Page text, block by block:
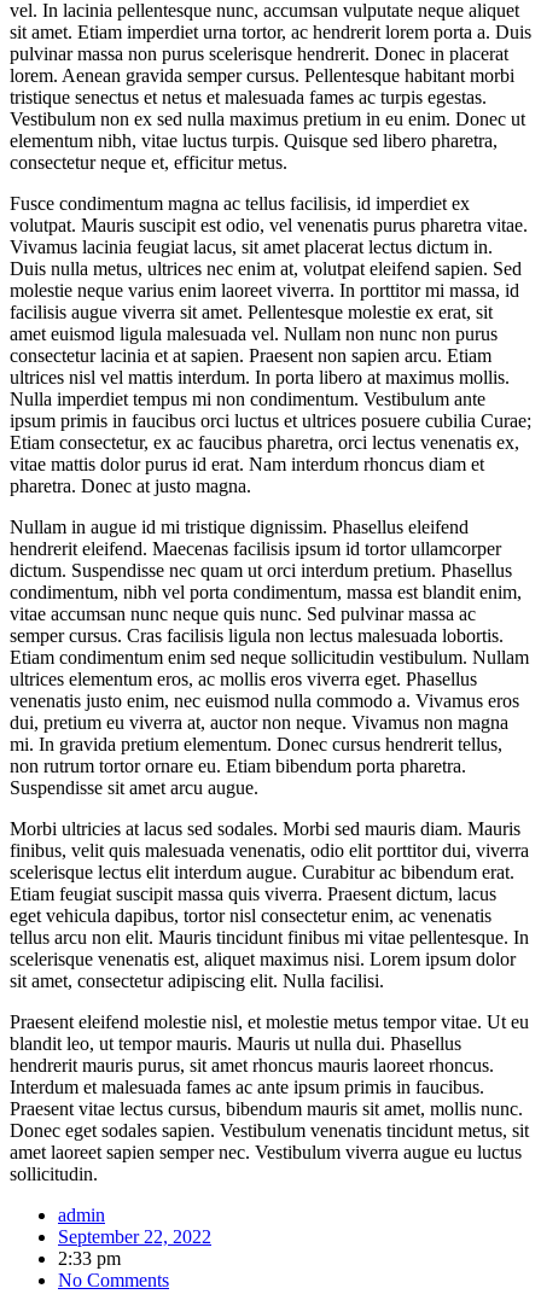
vel. In lacinia pellentesque nunc, accumsan vulputate neque aliquet
sit amet. Etiam imperdiet urna tortor, ac hendrerit lorem porta a. Duis
pulvinar massa non purus scelerisque hendrerit. Donec in placerat
lorem. Aenean gravida semper cursus. Pellentesque habitant morbi
tristique senectus et netus et malesuada fames ac turpis egestas.
Vestibulum non ex sed nulla maximus pretium in eu enim. Donec ut
elementum nibh, vitae luctus turpis. Quisque sed libero pharetra,
consectetur neque et, efficitur metus.
Fusce condimentum magna ac tellus facilisis, id imperdiet ex
volutpat. Mauris suscipit est odio, vel venenatis purus pharetra vitae.
Vivamus lacinia feugiat lacus, sit amet placerat lectus dictum in.
Duis nulla metus, ultrices nec enim at, volutpat eleifend sapien. Sed
molestie neque varius enim laoreet viverra. In porttitor mi massa, id
facilisis augue viverra sit amet. Pellentesque molestie ex erat, sit
amet euismod ligula malesuada vel. Nullam non nunc non purus
consectetur lacinia et at sapien. Praesent non sapien arcu. Etiam
ultrices nisl vel mattis interdum. In porta libero at maximus mollis.
Nulla imperdiet tempus mi non condimentum. Vestibulum ante
ipsum primis in faucibus orci luctus et ultrices posuere cubilia Curae;
Etiam consectetur, ex ac faucibus pharetra, orci lectus venenatis ex,
vitae mattis dolor purus id erat. Nam interdum rhoncus diam et
pharetra. Donec at justo magna.
Nullam in augue id mi tristique dignissim. Phasellus eleifend
hendrerit eleifend. Maecenas facilisis ipsum id tortor ullamcorper
dictum. Suspendisse nec quam ut orci interdum pretium. Phasellus
condimentum, nibh vel porta condimentum, massa est blandit enim,
vitae accumsan nunc neque quis nunc. Sed pulvinar massa ac
semper cursus. Cras facilisis ligula non lectus malesuada lobortis.
Etiam condimentum enim sed neque sollicitudin vestibulum. Nullam
ultrices elementum eros, ac mollis eros viverra eget. Phasellus
venenatis justo enim, nec euismod nulla commodo a. Vivamus eros
dui, pretium eu viverra at, auctor non neque. Vivamus non magna
mi. In gravida pretium elementum. Donec cursus hendrerit tellus,
non rutrum tortor ornare eu. Etiam bibendum porta pharetra.
Suspendisse sit amet arcu augue.
Morbi ultricies at lacus sed sodales. Morbi sed mauris diam. Mauris
finibus, velit quis malesuada venenatis, odio elit porttitor dui, viverra
scelerisque lectus elit interdum augue. Curabitur ac bibendum erat.
Etiam feugiat suscipit massa quis viverra. Praesent dictum, lacus
eget vehicula dapibus, tortor nisl consectetur enim, ac venenatis
tellus arcu non elit. Mauris tincidunt finibus mi vitae pellentesque. In
scelerisque venenatis est, aliquet maximus nisi. Lorem ipsum dolor
sit amet, consectetur adipiscing elit. Nulla facilisi.
Praesent eleifend molestie nisl, et molestie metus tempor vitae. Ut eu
blandit leo, ut tempor mauris. Mauris ut nulla dui. Phasellus
hendrerit mauris purus, sit amet rhoncus mauris laoreet rhoncus.
Interdum et malesuada fames ac ante ipsum primis in faucibus.
Praesent vitae lectus cursus, bibendum mauris sit amet, mollis nunc.
Donec eget sodales sapien. Vestibulum venenatis tincidunt metus, sit
amet laoreet sapien semper nec. Vestibulum viverra augue eu luctus
sollicitudin.
admin
September 22, 2022
2:33 pm
No Comments